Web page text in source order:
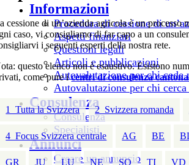
Informazioni
Procedura di cessione di
Aspetti finanziari
Questioni legali
Articoli e pubblicazioni
Autovalutazione per chi cede
Autovalutazione per chi cerca
Consulenza
Consulenza
Specialisti
Annunci
Creare un annuncio
cessione di un’azienda agricola è un processo
caso, vi consigliamo di far capo a un
i seguenti esperti della nostra rete.
questo elenco non è esaustivo. Esistono
come pure icentri di consulenza
1_Tutta la Svizzera 2_Svizzera romanda
4_Focus Svizzera centrale AG BE
GR JU LU NE SO TI VD